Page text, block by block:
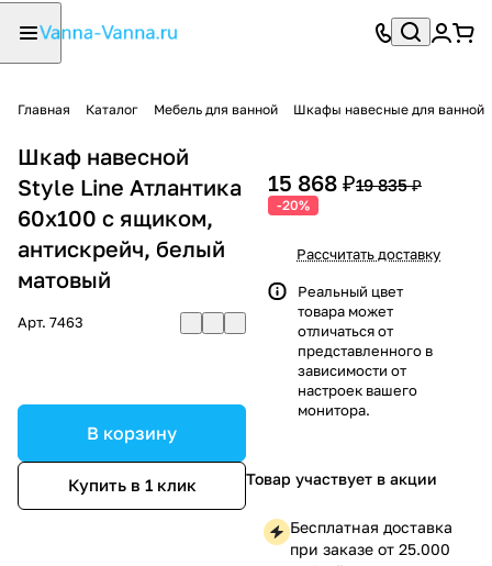
Главная Каталог Мебель для ванной Шкафы навесные для ванной
Шкаф навесной
Style Line Атлантика
60х100 с ящиком,
антискрейч, белый
матовый
Арт. 7463
В корзину
Купить в 1 клик
15 868 ₽19 835 ₽
-20%
Рассчитать доставку
Реальный цвет
товара может
отличаться от
представленного в
зависимости от
настроек вашего
монитора.
Товар участвует в акции
Бесплатная доставка
при заказе от 25.000